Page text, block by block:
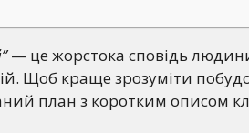
— це жорстока сповідь
Щоб краще зрозуміти
план з коротким описом